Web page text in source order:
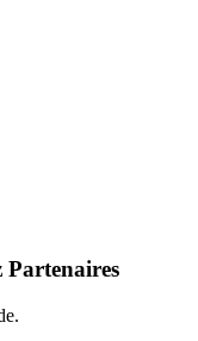
Partenaires